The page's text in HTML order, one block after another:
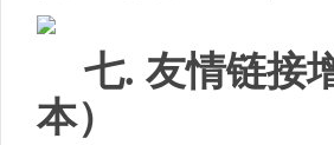
七. 友情链接
本）